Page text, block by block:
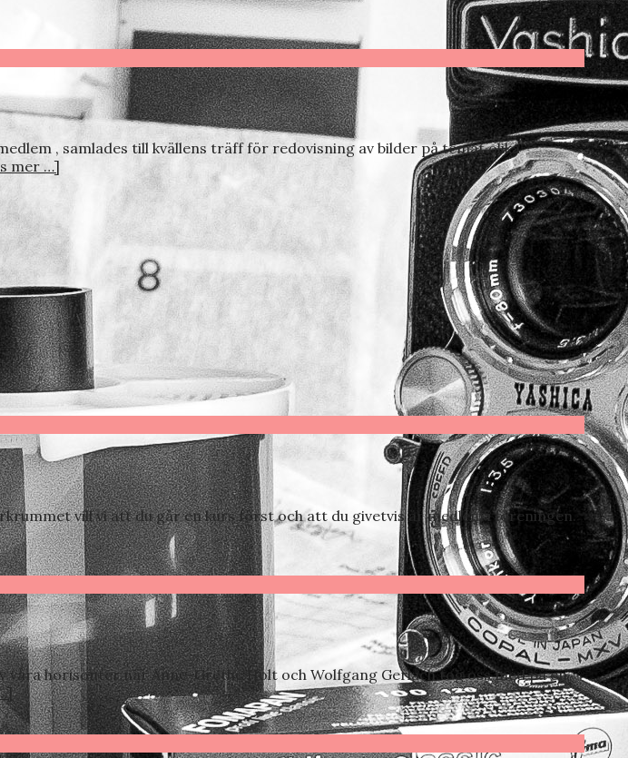
, samlades till kvällens träff för redovisning av bilder på temat olika
mer …]
vill vi att du går en kurs först och att du givetvis är medlem i föreningen.
horisonter när Anne-Grethe Holt och Wolfgang Gerlach tog oss med på en